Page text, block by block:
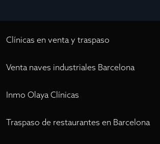
Clínicas en venta y traspaso
Venta naves industriales Barcelona
Inmo Olaya Clínicas
Traspaso de restaurantes en Barcelona